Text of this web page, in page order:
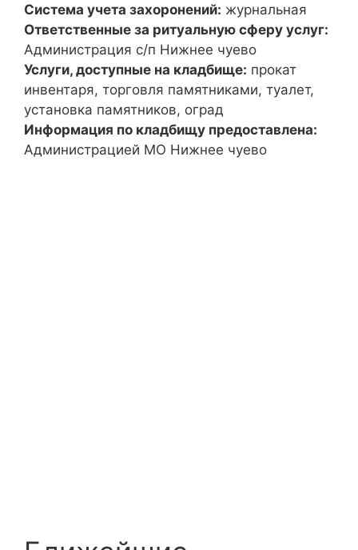
Система учета захоронений: журнальная
Ответственные за ритуальную сферу услуг:
Администрация с/п Нижнее чуево
Услуги, доступные на кладбище: прокат
инвентаря, торговля памятниками, туалет,
установка памятников, оград
Информация по кладбищу предоставлена:
Администрацией МО Нижнее чуево